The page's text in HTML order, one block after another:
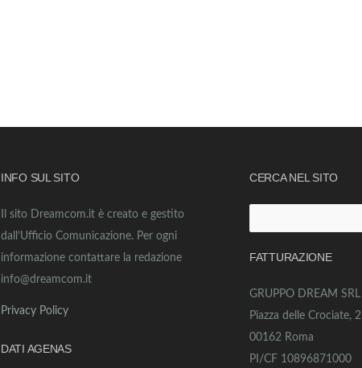
INFO SUL SITO
Il sito Dreamcom.it è creato e gestito
dall’Ufficio Comunicazione. Per ogni
informazione contattare la redazione
info@dreamcom.it
Privacy Policy
DATI AGENAS
CERCA NEL SITO
per:
FATTURAZIONE
GRUPPO DREAM SRL
Piazza delle Crociate, 2
00162 Roma
PI/CF 10896871000